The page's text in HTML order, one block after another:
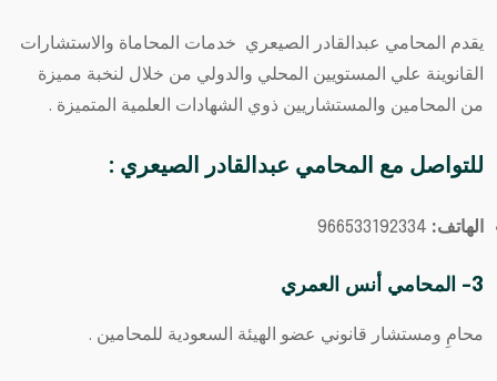
يقدم المحامي عبدالقادر الصيعري خدمات المحاماة والاستشارات
القانوينة علي المستويين المحلي والدولي من خلال لنخبة مميزة
من المحامين والمستشاريين ذوي الشهادات العلمية المتميزة .
للتواصل مع المحامي عبدالقادر الصيعري :
الهاتف:
3- المحامي أنس العمري
محامِ ومستشار قانوني عضو الهيئة السعودية للمحامين .